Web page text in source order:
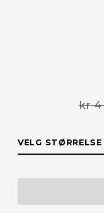
kr
VELG STØRRELSE
STØRRELSE